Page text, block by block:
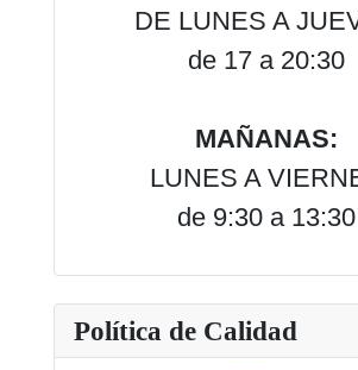
DE LUNES A
de 17 a 20:30
MAÑANAS:
LUNES A
de 9:30 a 13:30
Política de Calidad